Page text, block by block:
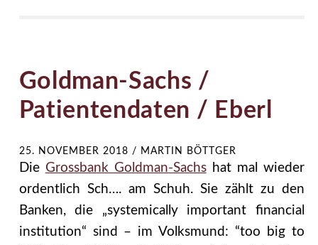
Goldman-Sachs /
Patientendaten / Eberl
25. NOVEMBER 2018 / MARTIN BÖTTGER
Die Grossbank Goldman-Sachshat mal wieder
ordentlich Sch…. am Schuh. Sie zählt zu den
Banken, die „systemically important financial
institution“ sind – im Volksmund: “too big to